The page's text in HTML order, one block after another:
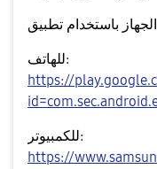
للهاتف:
https://
للكمبيوتر:
https://